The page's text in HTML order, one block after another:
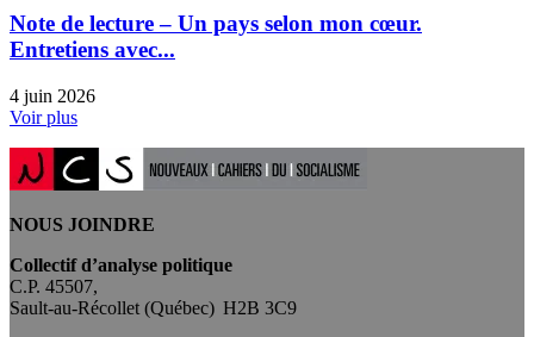
Note de lecture – Un pays selon mon cœur.
Entretiens avec...
4 juin 2026
Voir plus
NOUS JOINDRE
Collectif d’analyse politique
C.P. 45507,
Sault-au-Récollet (Québec) H2B 3C9